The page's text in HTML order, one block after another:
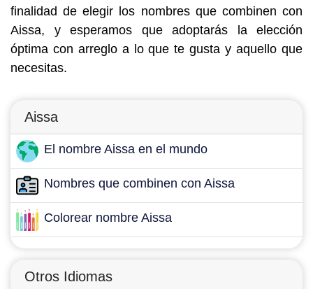
finalidad de elegir los nombres que combinen con
Aissa, y esperamos que adoptarás la elección
óptima con arreglo a lo que te gusta y aquello que
necesitas.
Aissa
El nombre Aissa en el mundo
Nombres que combinen con Aissa
Colorear nombre Aissa
Otros Idiomas